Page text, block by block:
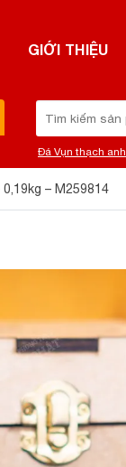
GIỚI THIỆU
kiếm:
Đá Vụn thạch anh
– M259814